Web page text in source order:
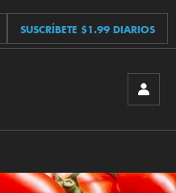
SUSCRÍBETE $1.99 DIARIOS